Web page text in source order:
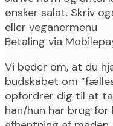
ønsker salat. Skriv
eller veganermenu
Betaling via
Vi beder om, at du
budskabet om
opfordrer dig til at
han/hun har brug